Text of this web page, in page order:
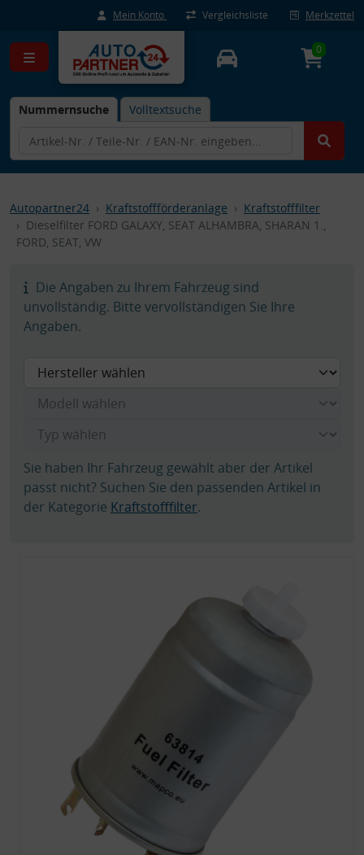
Mein Konto Vergleichsliste Merkzettel
Nummernsuche Volltextsuche
0
Autopartner24 Kraftstoffförderanlage
Kraftstofffilter
Dieselfilter FORD GALAXY, SEAT ALHAMBRA, SHARAN 1.,
FORD, SEAT, VW
Die Angaben zu Ihrem Fahrzeug sind
unvollständig. Bitte vervollständigen Sie Ihre
Angaben.
Sie haben Ihr Fahrzeug gewählt aber der Artikel
passt nicht? Suchen Sie den passenden Artikel in
der Kategorie Kraftstofffilter.